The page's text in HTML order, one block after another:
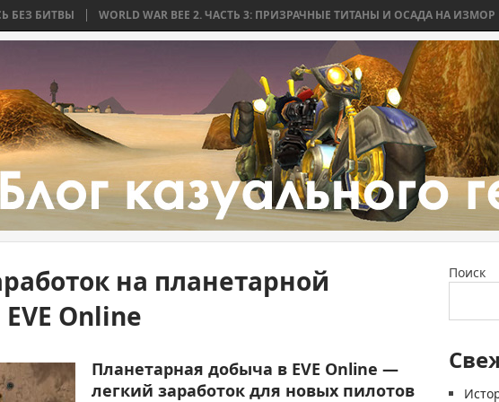
БИТВЫ WORLD WAR BEE 2. ЧАСТЬ 3: ПРИЗРАЧНЫЕ ТИТАНЫ И ОСАДА НА ИЗМОР
на планетарной
Online
Планетарная добыча в EVE Online —
легкий заработок для новых пилотов
Поиск